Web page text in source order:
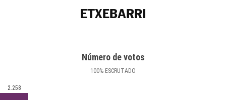
ETXEBARRI
Número de votos
100% ESCRUTADO
2.258